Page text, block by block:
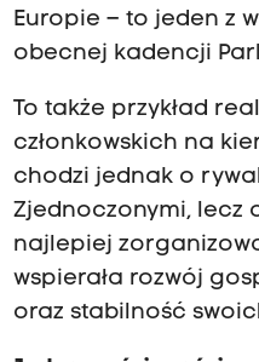
Europie – to jeden z
obecnej kadencji
To także przykład
członkowskich na
chodzi jednak o
Zjednoczonymi, lecz
najlepiej
wspierała rozwój
oraz stabilność